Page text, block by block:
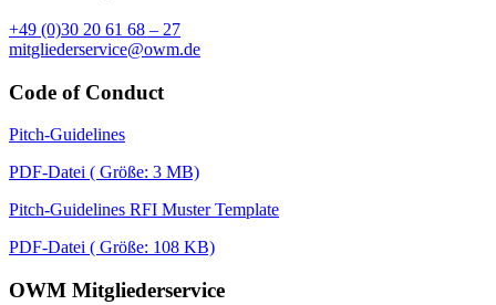
+49 (0)30 20 61 68 – 27
mitgliederservice@owm.de
Code of Conduct
Pitch-Guidelines
PDF-Datei ( Größe: 3 MB)
Pitch-Guidelines RFI Muster Template
PDF-Datei ( Größe: 108 KB)
OWM Mitgliederservice